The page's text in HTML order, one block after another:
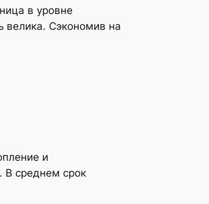
в уровне
велика. Сэкономив на
и
В среднем срок